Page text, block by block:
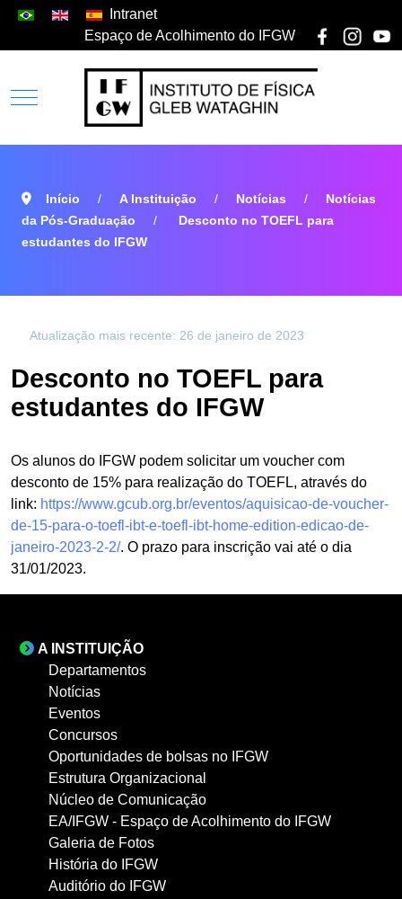
Intranet
Espaço de Acolhimento do IFGW
Início A Instituição Notícias
Notícias
da Pós-Graduação
Desconto no TOEFL para
estudantes do IFGW
Atualização mais recente: 26 de janeiro de 2023
Desconto no TOEFL para
estudantes do IFGW
Os alunos do IFGW podem solicitar um voucher com
desconto de 15% para realização do TOEFL, através do
link: https://www.gcub.org.br/eventos/aquisicao-de-voucher-
de-15-para-o-toefl-ibt-e-toefl-ibt-home-edition-edicao-de-
janeiro-2023-2-2/. O prazo para inscrição vai até o dia
31/01/2023.
A INSTITUIÇÃO
Departamentos
Notícias
Eventos
Concursos
Oportunidades de bolsas no IFGW
Estrutura Organizacional
Núcleo de Comunicação
EA/IFGW - Espaço de Acolhimento do IFGW
Galeria de Fotos
História do IFGW
Auditório do IFGW